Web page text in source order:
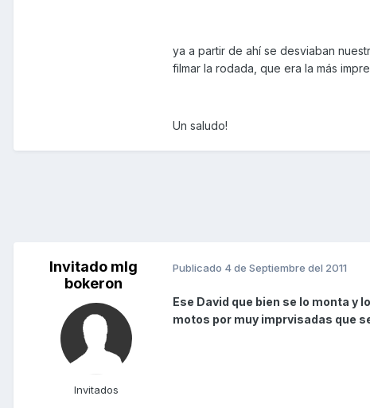
ya a partir de ahí se desviaban
filmar la rodada, que era la más
Un saludo!
Invitado mlg
bokeron
Invitados
Publicado 4 de Septiembre del 2011
Ese David que bien se lo monta y
motos por muy imprvisadas que